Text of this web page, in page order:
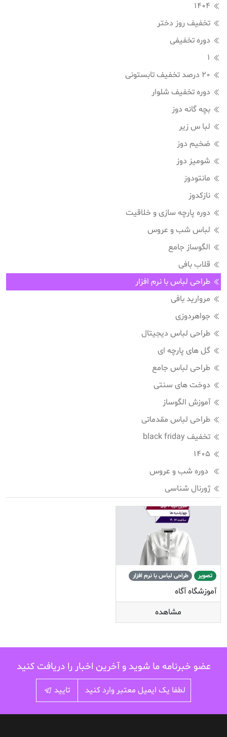
1404
تخفیف روز دختر
دوره تخفیفی
1
20 درصد تخفیف تابستونی
دوره تخفیف شلوار
بچه گانه دوز
لبا س زیر
ضخیم دوز
شومیز دوز
مانتودوز
نازکدوز
دوره پارچه سازی و خلاقیت
لباس شب و عروس
الگوساز جامع
قلاب بافی
طراحی لباس با نرم افزار
مروارید بافی
جواهردوزی
طراحی لباس دیجیتال
گل های پارچه ای
طراحی لباس جامع
دوخت های سنتی
آموزش الگوساز
طراحی لباس مقدماتی
تخفیف black friday
1405
دوره شب و عروس
ژورنال شناسی
تصویر طراحی لباس با نرم افزار
آموزشگاه آگاه
مشاهده
عضو خبرنامه ما شوید و آخرین اخبار را دریافت کنید
تایید